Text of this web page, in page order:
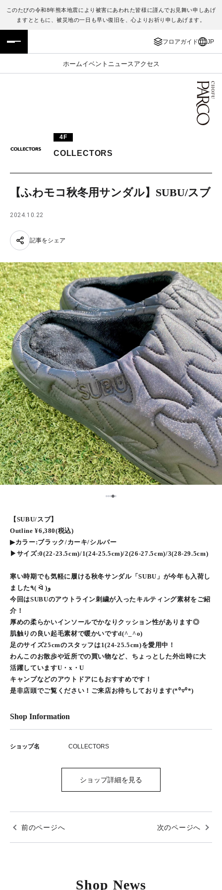
このたびの令和8年熊本地震により被害にあわれた皆様に謹んでお見舞い申しあげ
ますとともに、被災地の一日も早い復旧を、心よりお祈り申しあげます。
フロアガイド JP
ホームイベント ニュース アクセス
フロアガイド
施設案内・アクセス
TAX FREE
ENGLISH
繁体字
日本語
4F
COLLECTORS
【ふわモコ秋冬用サンダル】SUBU/スブ
2024.10.22
記事をシェア
1234
【SUBU/スブ】
Outline ¥6,380(税込)
▶︎カラー:ブラック/カーキ/シルバー
▶︎サイズ:0(22-23.5cm)/1(24-25.5cm)/2(26-27.5cm)/3(28-29.5cm)
寒い時期でも気軽に履ける秋冬サンダル「SUBU」が今年も入荷し
ました٩( ᐛ )و
今回はSUBUのアウトライン刺繍が入ったキルティング素材をご紹
介！
厚めの柔らかいインソールでかなりクッション性があります◎
肌触りの良い起毛素材で暖かいですd(^_^o)
足のサイズ25cmのスタッフは1(24-25.5cm)を愛用中！
わんこのお散歩や近所での買い物など、ちょっとした外出時に大
活躍していますU・x・U
キャンプなどのアウトドアにもおすすめです！
是非店頭でご覧ください！ご来店お待ちしております(*⁰▿⁰*)
Shop Information
ショップ名 COLLECTORS
ショップ詳細を見る
前のページへ 次のページへ
Shop News